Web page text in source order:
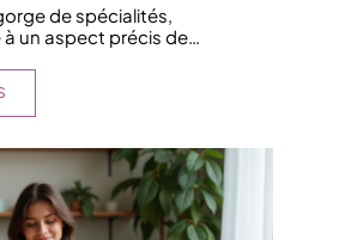
de spécialités,
un aspect précis de…